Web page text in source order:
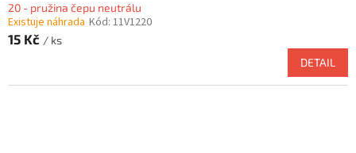
20 - pružina čepu neutrálu
Existuje náhrada Kód: 11V1220
15 Kč / ks
DETAIL